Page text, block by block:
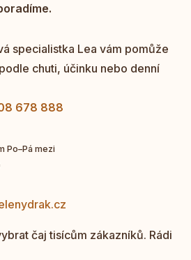
specialistka Lea vám pomůže
chuti, účinku nebo denní
678 888
Po–Pá mezi
čaj tisícům zákazníků. Rádi